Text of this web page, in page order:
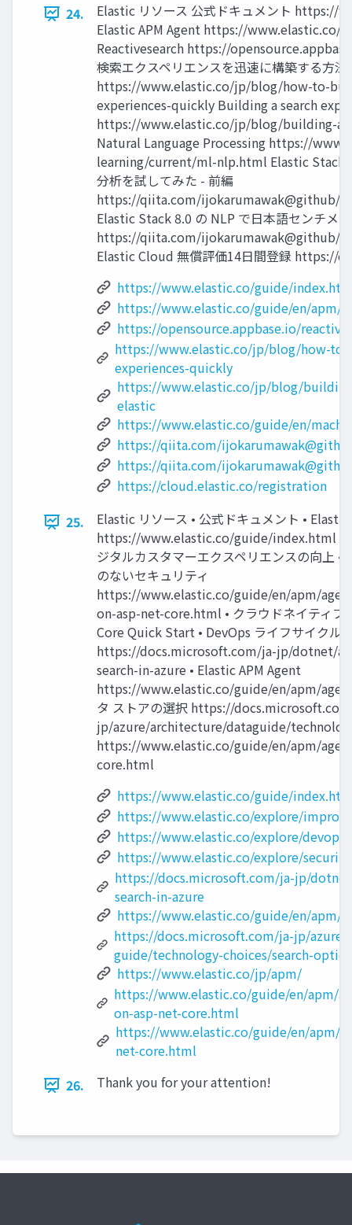
24.
Elastic リソース 公式ドキュメント
Elastic APM Agent https://
Reactivesearch https://
検索エクスペリエンスを迅速に構築する⽅法
https://www.elastic.co/jp/blog/how-to-
experiences-quickly Building a search
https://www.elastic.co/jp/blog/building-a-
Natural Language Processing https://
learning/current/ml-nlp.html Elastic Stack
分析を試してみた - 前編
https://qiita.com/ijokarumawak@github/
Elastic Stack 8.0 の NLP で⽇本語センチメ
https://qiita.com/ijokarumawak@github/
Elastic Cloud 無償評価14⽇間登録 https://
https://www.elastic.co/guide/
https://www.elastic.co/guide/en/apm/
https://opensource.appbase.io/
https://www.elastic.co/jp/blog/how-to-
experiences-quickly
https://www.elastic.co/jp/blog/
elastic
https://www.elastic.co/guide/en/
https://qiita.com/
https://qiita.com/
https://cloud.elastic.co/registration
25.
Elastic リソース • 公式ドキュメント • Elastic
https://www.elastic.co/guide/index.html
ジタルカスタマーエクスペリエンスの向上
のないセキュリティ
https://www.elastic.co/guide/en/apm/
on-asp-net-core.html • クラウドネイティブ
Core Quick Start • DevOps ライフサイクル
https://docs.microsoft.com/ja-jp/dotnet/
search-in-azure • Elastic APM Agent
https://www.elastic.co/guide/en/apm/
タ ストアの選択 https://
jp/azure/architecture/dataguide/
https://www.elastic.co/guide/en/apm/
core.html
https://www.elastic.co/guide/
https://www.elastic.co/explore/
https://www.elastic.co/explore/
https://www.elastic.co/explore/
https://docs.microsoft.com/ja-jp/
search-in-azure
https://www.elastic.co/guide/en/apm/
https://docs.microsoft.com/ja-jp/
guide/technology-choices/search-
https://www.elastic.co/jp/apm/
https://www.elastic.co/guide/en/apm/
on-asp-net-core.html
https://www.elastic.co/guide/en/apm/
net-core.html
26.
Thank you for your attention!